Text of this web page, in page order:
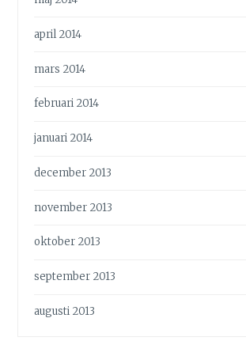
april 2014
mars 2014
februari 2014
januari 2014
december 2013
november 2013
oktober 2013
september 2013
augusti 2013